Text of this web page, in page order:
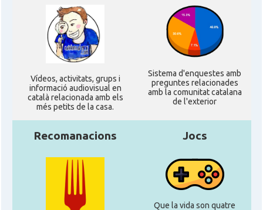
Ví­deos, activitats, grups i
informació audiovisual en
català relacionada amb els
més petits de la casa.
Sistema d'enquestes amb
preguntes relacionades
amb la comunitat catalana
de l'exterior
Recomanacions Jocs
Que la vida son quatre